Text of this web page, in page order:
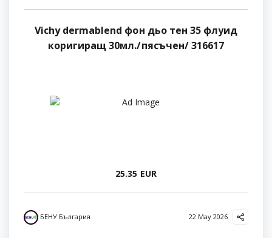
Vichy dermablend фон дьо тен 35 флуид
коригиращ 30мл./пясъчен/ 316617
25.35 EUR
БЕНУ България 22 May 2026